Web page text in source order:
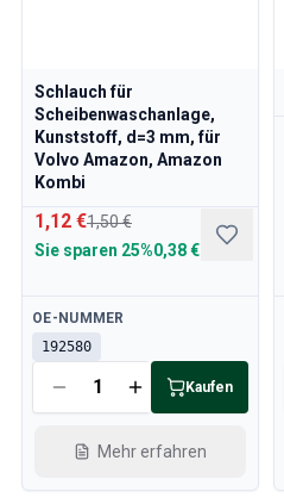
Schlauch für
Scheibenwaschanlage,
Kunststoff, d=3 mm, für
Volvo Amazon, Amazon
Kombi
1,12 €1,50 €
Sie sparen 25%0,38 €
Verfügbar
OE-NUMMER
192580
Kaufen
Mehr erfahren